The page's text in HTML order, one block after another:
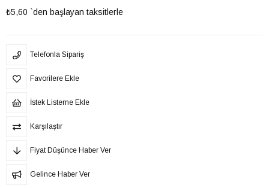
₺5,60 `den başlayan taksitlerle
Telefonla Sipariş
Favorilere Ekle
İstek Listeme Ekle
Karşılaştır
Fiyat Düşünce Haber Ver
Gelince Haber Ver